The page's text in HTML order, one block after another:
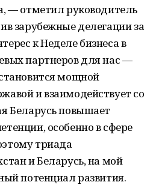
— отметил руководитель
зарубежные делегации за
к Неделе бизнеса в
партнеров для нас —
мощной
и взаимодействует со
Беларусь повышает
особенно в сфере
триада
и Беларусь, на мой
потенциал развития.